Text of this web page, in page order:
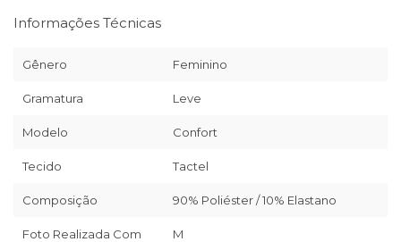
Informações Técnicas
Gênero Feminino
Gramatura Leve
Modelo Confort
Tecido Tactel
Composição 90% Poliéster / 10% Elastano
Foto Realizada Com
M